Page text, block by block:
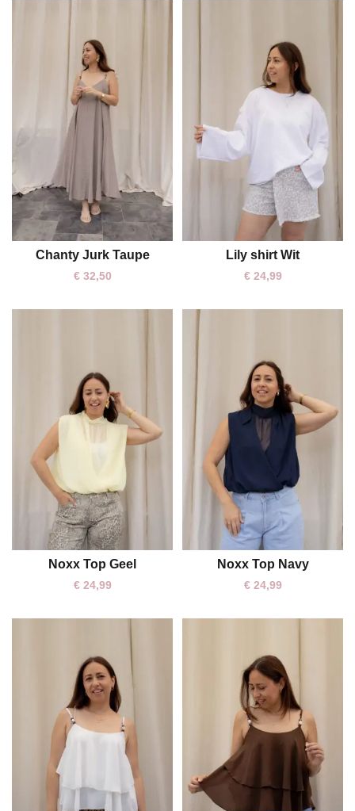
One size
Chanty Jurk Taupe
€32,50
One size
Lily shirt Wit
€24,99
One size
Noxx Top Geel
€24,99
One size
Noxx Top Navy
€24,99